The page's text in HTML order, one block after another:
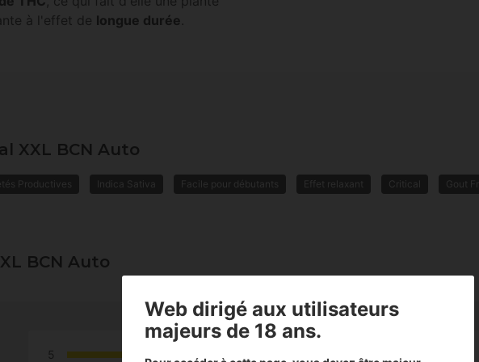
à l'effet de longue durée
XXL BCN Auto
Productives Indica Sativa Facile pour débutants Effet relaxant Critical Gout
BCN Auto
5
Web dirigé aux utilisateurs
majeurs de 18 ans.